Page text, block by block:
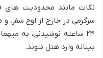
نکات مانند محدودیت های
سرگرمی در خارج از اوج
۲۴ ساعته نوشیدنی، به
بینانه وارد هتل شوند.